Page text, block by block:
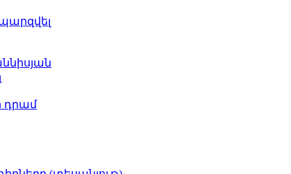
դրամ